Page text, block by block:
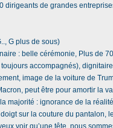
dirigeants de grandes
G plus de sous)
: belle cérémonie, Plus de
accompagnés),
image de la voiture de
peut être pour amortir la
majorité : ignorance de la
sur la couture du pantalon,
voir qu’une tête, nous